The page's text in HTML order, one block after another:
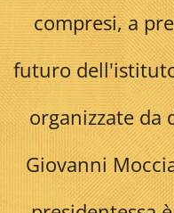
compresi, a
futuro
organizzate da
Giovanni